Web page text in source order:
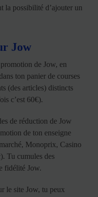
la possibilité d’ajouter un
Jow
de Jow, en
ton panier de courses
(des articles) distincts
c’est 60€).
de réduction de Jow
de ton enseigne
Monoprix, Casino
Tu cumules des
fidélité Jow.
le site Jow, tu peux